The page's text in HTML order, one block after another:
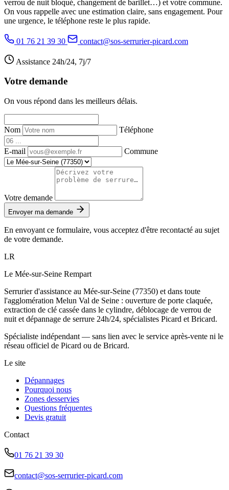
verrou de nuit bloqué, changement de barillet…) et votre commune.
On vous rappelle avec une estimation claire, sans engagement. Pour
une urgence, le téléphone reste le plus rapide.
01 76 21 39 30 contact@sos-serrurier-picard.com
Assistance 24h/24, 7j/7
Votre demande
On vous répond dans les meilleurs délais.
Nom Téléphone
E-mail Commune
Votre demande
Envoyer ma demande
En envoyant ce formulaire, vous acceptez d'être recontacté au sujet
de votre demande.
LR
Le Mée-sur-Seine Rempart
Serrurier d'assistance au Mée-sur-Seine (77350) et dans toute
l'agglomération Melun Val de Seine : ouverture de porte claquée,
extraction de clé cassée dans le cylindre, déblocage de verrou de
nuit et dépannage de serrure 24h/24, spécialistes Picard et Bricard.
Spécialiste indépendant — sans lien avec le service après-vente ni le
réseau officiel de Picard ou de Bricard.
Le site
Dépannages
Pourquoi nous
Zones desservies
Questions fréquentes
Devis gratuit
Contact
01 76 21 39 30
contact@sos-serrurier-picard.com